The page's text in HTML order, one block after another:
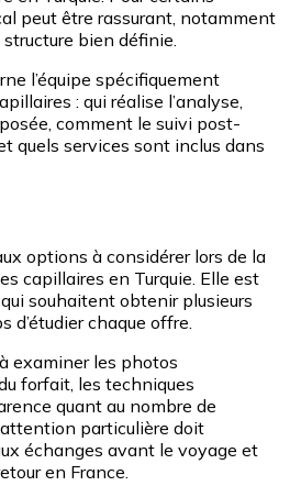
peut être rassurant, notamment
bien définie.
l’équipe spécifiquement
: qui réalise l’analyse,
comment le suivi post-
quels services sont inclus dans
options à considérer lors de la
capillaires en Turquie. Elle est
souhaitent obtenir plusieurs
d’étudier chaque offre.
examiner les photos
forfait, les techniques
quant au nombre de
particulière doit
échanges avant le voyage et
en France.